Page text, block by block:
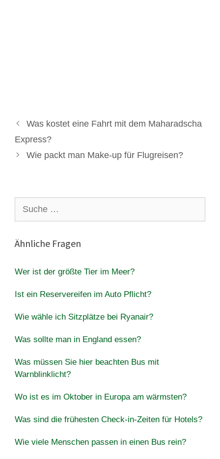
Was kostet eine Fahrt mit dem Maharadscha
Express?
Wie packt man Make-up für Flugreisen?
nach:
Ähnliche Fragen
Wer ist der größte Tier im Meer?
Ist ein Reservereifen im Auto Pflicht?
Wie wähle ich Sitzplätze bei Ryanair?
Was sollte man in England essen?
Was müssen Sie hier beachten Bus mit
Warnblinklicht?
Wo ist es im Oktober in Europa am wärmsten?
Was sind die frühesten Check-in-Zeiten für Hotels?
Wie viele Menschen passen in einen Bus rein?